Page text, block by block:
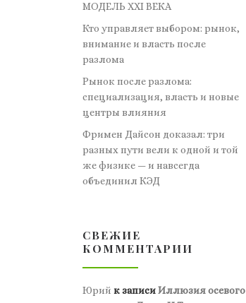
МОДЕЛЬ XXI ВЕКА
Кто управляет выбором: рынок,
внимание и власть после
разлома
Рынок после разлома:
специализация, власть и новые
центры влияния
Фримен Дайсон доказал: три
разных пути вели к одной и той
же физике — и навсегда
объединил КЭД
СВЕЖИЕ
КОММЕНТАРИИ
Юрий к записиИллюзия осевого